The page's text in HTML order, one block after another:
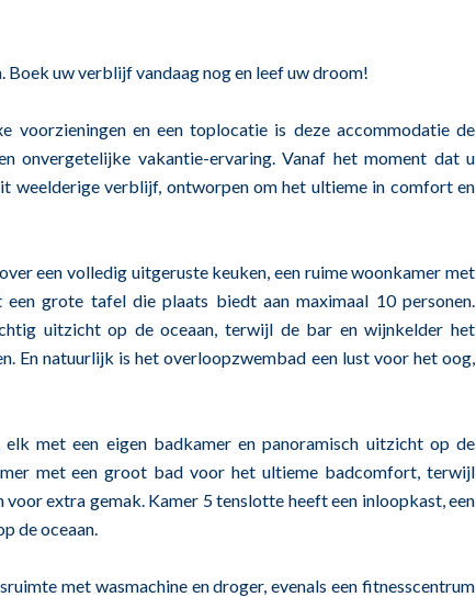
Boek uw verblijf vandaag nog en leef uw droom!
voorzieningen en een toplocatie is deze accommodatie de
onvergetelijke vakantie-ervaring. Vanaf het moment dat u
weelderige verblijf, ontworpen om het ultieme in comfort en
een volledig uitgeruste keuken, een ruime woonkamer met
grote tafel die plaats biedt aan maximaal 10 personen.
uitzicht op de oceaan, terwijl de bar en wijnkelder het
En natuurlijk is het overloopzwembad een lust voor het oog,
met een eigen badkamer en panoramisch uitzicht op de
met een groot bad voor het ultieme badcomfort, terwijl
voor extra gemak. Kamer 5 tenslotte heeft een inloopkast, een
de oceaan.
met wasmachine en droger, evenals een fitnesscentrum